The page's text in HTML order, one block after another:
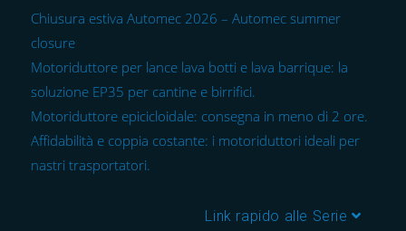
Chiusura estiva Automec 2026 – Automec summer
closure
Motoriduttore per lance lava botti e lava barrique: la
soluzione EP35 per cantine e birrifici.
Motoriduttore epicicloidale: consegna in meno di 2 ore.
Affidabilità e coppia costante: i motoriduttori ideali per
nastri trasportatori.
Link rapido alle Serie